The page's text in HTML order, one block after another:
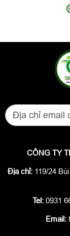
CÔNG TY
Địa chỉ: 119/24
Tel: 0931
Email: